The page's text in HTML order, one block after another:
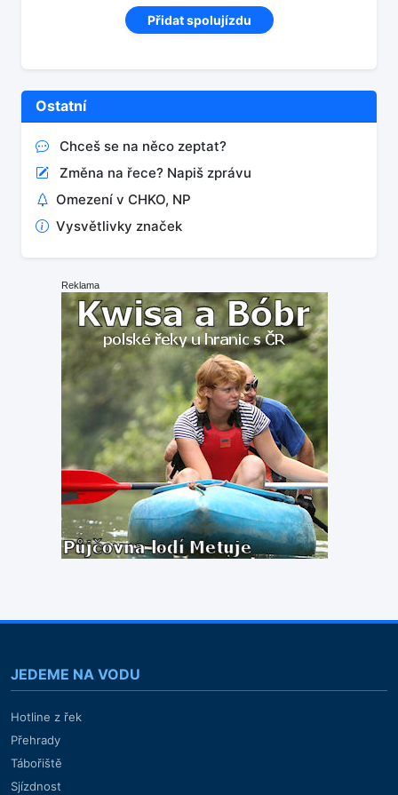
Přidat spolujízdu
Ostatní
Chceš se na něco zeptat?
Změna na řece? Napiš zprávu
Omezení v CHKO, NP
Vysvětlivky značek
Reklama
JEDEME NA VODU
Hotline z řek
Přehrady
Tábořiště
Sjízdnost